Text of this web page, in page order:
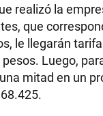
realizó la
que
le llegarán
Luego,
mitad en un